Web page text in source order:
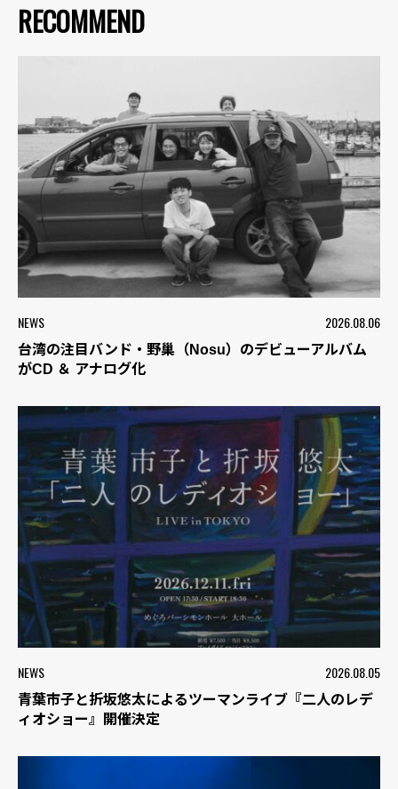
RECOMMEND
NEWS 2026.08.06
台湾の注目バンド・野巢（Nosu）のデビューアルバム
がCD ＆ アナログ化
NEWS 2026.08.05
青葉市子と折坂悠太によるツーマンライブ『二人のレデ
ィオショー』開催決定